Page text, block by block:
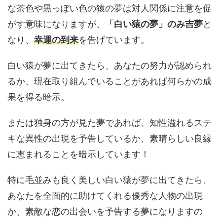
な茶色や黒っぽい色の猿の夢は対人関係に注意を促
がす意味になりますが、
「白い猿の夢」のみ吉夢と
なり、 幸運の到来を告げています。
白い猿が夢に出てきたら、あなたの努力が認められ
るか、現在取り組んでいることがあれば何らかの成
果を得る暗示。
または独身の方が見た夢であれば、知性溢れるステ
キな異性の出現を予告しているか、素晴らしい良縁
に恵まれることを暗示しています！
特に毛並みも良く美しい白い猿が夢に出てきたら、
あなたを全面的に助けてくれる優秀な人物の出現
か、素敵な恋の出会いを予告する夢になりますの